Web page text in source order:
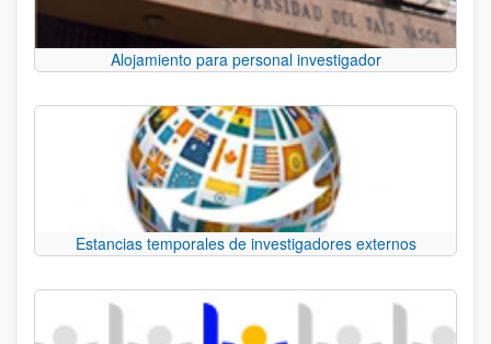
Alojamiento para personal investigador
Estancias temporales de investigadores externos